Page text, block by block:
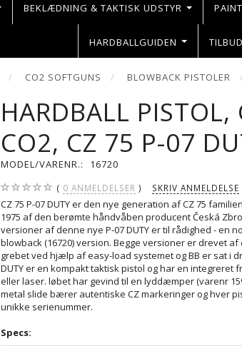
BEKLÆDNING & TAKTISK UDSTYR
HARDBALLGUIDEN TILBUD
CO2 SOFTGUNS BLOWBACK PISTOLER
HARDBALL PISTOL,
CO2, CZ 75 P-07
MODEL/VARENR.: 16720
0 ANMELDELSER SKRIV ANMELDELSE
CZ 75 P-07 DUTY er den nye generation af CZ 75
1975 af den berømte håndvåben producent Česká
versioner af denne nye P-07 DUTY er til rådighed - en
blowback (16720) version. Begge versioner er drevet af
grebet ved hjælp af easy-load systemet og BB er sat i
DUTY er en kompakt taktisk pistol og har en integreret
eller laser. løbet har gevind til en lyddæmper (varenr
metal slide bærer autentiske CZ markeringer og hver
unikke serienummer.
Specs: